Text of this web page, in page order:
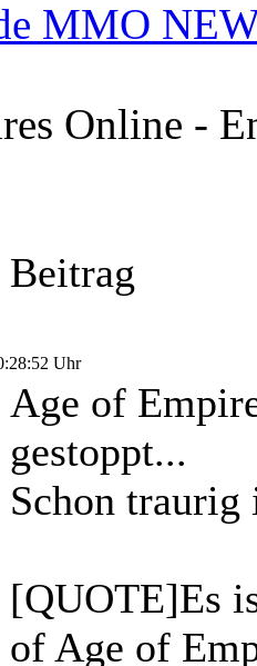
MMO
Online -
Beitrag
Uhr
Age of
gestoppt...
Schon
[QUOTE]Es
of Age of